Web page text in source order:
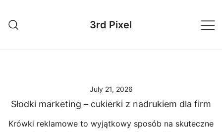
content
3rd Pixel
July 21, 2026
Słodki marketing – cukierki z nadrukiem dla firm
Krówki reklamowe to wyjątkowy sposób na skuteczne